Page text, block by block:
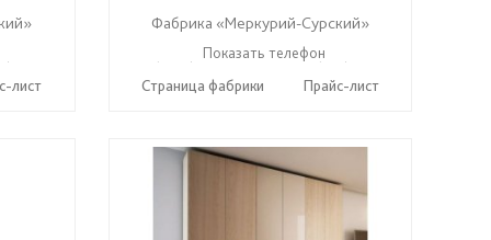
400-89-79
лист
Фабрика «Меркурий-Сурский»
+7 (8415) 73-05-06 ☎+7 (937) 400-89-79
Показать телефон
Страница фабрики
Прайс-лист